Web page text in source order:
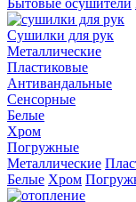
Бытовые осушители
Сушилки для рук
Металлические
Пластиковые
Антивандальные
Сенсорные
Белые
Хром
Погружные
Металлические
Белые Хром